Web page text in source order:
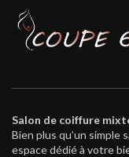
Salon de coiffure
Bien plus qu’un simple
espace dédié à votre